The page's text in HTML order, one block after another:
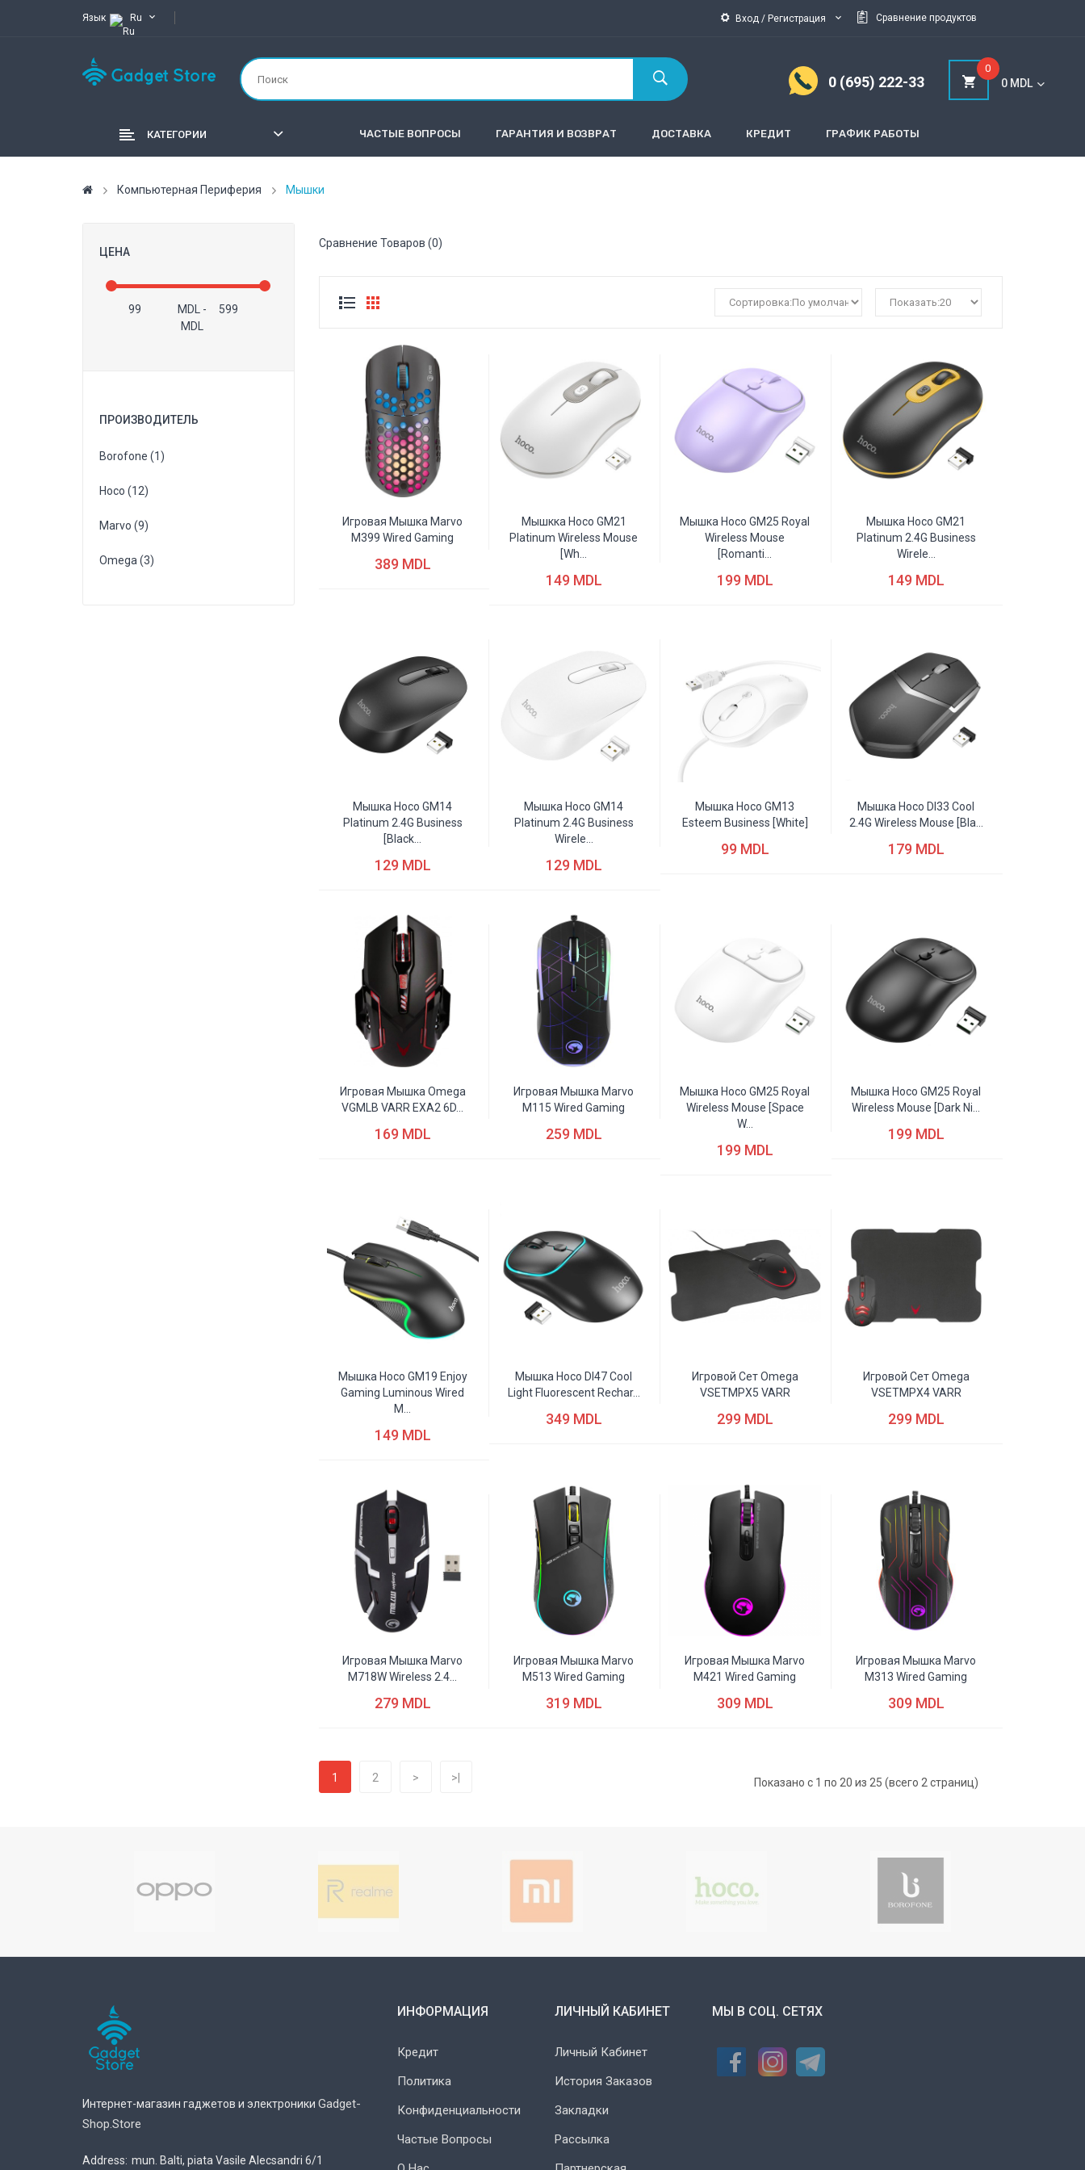
Язык Ru Вход / Регистрация Cравнение продуктов
0 (695) 222-33
0
0 MDL
КАТЕГОРИИ ЧАСТЫЕ ВОПРОСЫ ГАРАНТИЯ И ВОЗВРАТ ДОСТАВКА КРЕДИТ ГРАФИК РАБОТЫ
Компьютерная Периферия Мышки
ЦЕНА
MDL
-
MDL
ПРОИЗВОДИТЕЛЬ
Borofone (1)
Hoco (12)
Marvo (9)
Omega (3)
Сравнение Товаров (0)
Игровая Мышка Marvo
M399 Wired Gaming
389 MDL
Мышкка Hoco GM21
Platinum Wireless Mouse
[wh...
149 MDL
Мышка Hoco GM25 Royal
Wireless Mouse
[romanti...
199 MDL
Мышка Hoco GM21
Platinum 2.4G Business
Wirele...
149 MDL
Мышка Hoco GM14
Platinum 2.4G Business
[black...
129 MDL
Мышка Hoco GM14
Platinum 2.4G Business
Wirele...
129 MDL
Мышка Hoco GM13
Esteem Business [white]
99 MDL
Мышка Hoco DI33 Cool
2.4G Wireless Mouse [bla...
179 MDL
Игровая Мышка Omega
VGMLB VARR EXA2 6D...
169 MDL
Игровая Мышка Marvo
M115 Wired Gaming
259 MDL
Мышка Hoco GM25 Royal
Wireless Mouse [space
W...
199 MDL
Мышка Hoco GM25 Royal
Wireless Mouse [dark Ni...
199 MDL
Мышка Hoco GM19 Enjoy
Gaming Luminous Wired
M...
149 MDL
Мышка Hoco DI47 Cool
Light Fluorescent Rechar...
349 MDL
Игровой Сет Omega
VSETMPX5 VARR
299 MDL
Игровой Сет Omega
VSETMPX4 VARR
299 MDL
Игровая Мышка Marvo
M718W Wireless 2.4...
279 MDL
Игровая Мышка Marvo
M513 Wired Gaming
319 MDL
Игровая Мышка Marvo
M421 Wired Gaming
309 MDL
Игровая Мышка Marvo
M313 Wired Gaming
309 MDL
1 2 > >| Показано с 1 по 20 из 25 (всего 2 страниц)
Интернет-магазин гаджетов и электроники Gadget-
Shop.store
Address: mun. Balti, piata Vasile Alecsandri 6/1
ИНФОРМАЦИЯ
Кредит
Политика
Конфиденциальности
Частые Вопросы
ЛИЧНЫЙ КАБИНЕТ
Личный Кабинет
История Заказов
Закладки
Рассылка
МЫ В СОЦ. СЕТЯХ